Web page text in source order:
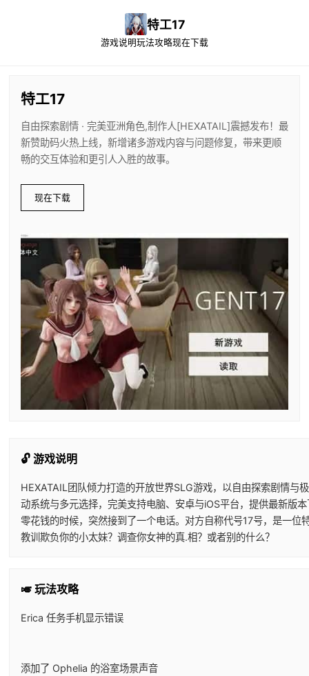
特工17
游戏说明玩法攻略现在下载
特工17
自由探索剧情 · 完美亚洲角色,制作人[HEXATAIL]震撼发布！最
新赞助码火热上线，新增诸多游戏内容与问题修复，带来更顺
畅的交互体验和更引人入胜的故事。
现在下载
🔓 游戏说明
HEXATAIL团队倾力打造的开放世界SLG游戏，以自由探索剧情与
动系统与多元选择，完美支持电脑、安卓与iOS平台，提供最新版
零花钱的时候，突然接到了一个电话。对方自称代号17号，是一
教训欺负你的小太妹？调查你女神的真.相？或者别的什么？
🎺 玩法攻略
Erica 任务手机显示错误
添加了 Ophelia 的浴室场景声音